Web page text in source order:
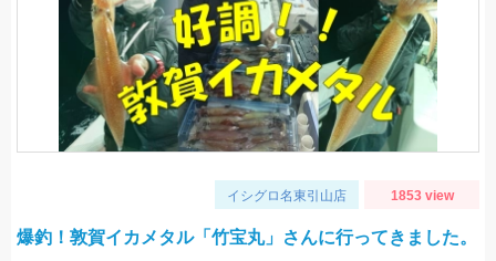
イシグロ名東引山店 1853 view
爆釣！敦賀イカメタル「竹宝丸」さんに行ってきました。